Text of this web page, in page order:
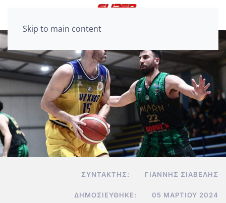
Skip to main content
ΣΥΝΤΆΚΤΗΣ: ΓΙΆΝΝΗΣ ΣΙΑΒΕΛΉΣ
ΔΗΜΟΣΙΕΎΘΗΚΕ: 05 ΜΑΡΤΊΟΥ 2024